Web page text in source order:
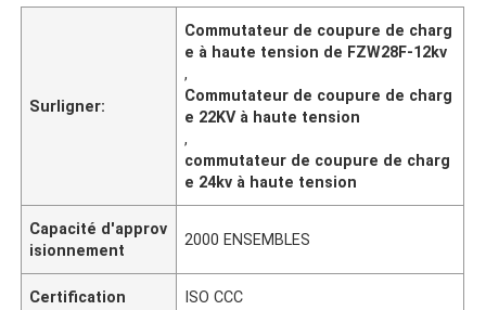
Surligner:
Commutateur de coupure de charg
e à haute tension de FZW28F-12kv
,
Commutateur de coupure de charg
e 22KV à haute tension
,
commutateur de coupure de charg
e 24kv à haute tension
Capacité d'approv
isionnement
2000 ENSEMBLES
Certification ISO CCC